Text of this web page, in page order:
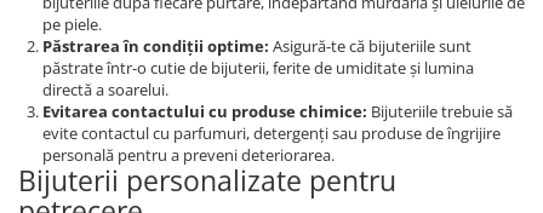
pe piele.
Păstrarea în condiții optime: Asigură-te că bijuteriile sunt
păstrate într-o cutie de bijuterii, ferite de umiditate și lumina
directă a soarelui.
Evitarea contactului cu produse chimice: Bijuteriile trebuie să
evite contactul cu parfumuri, detergenți sau produse de îngrijire
personală pentru a preveni deteriorarea.
Bijuterii personalizate pentru